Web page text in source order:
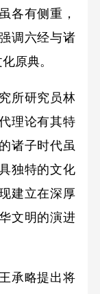
各有侧重，
调六经与诸
原典。
所研究员林
理论有其特
诸子时代虽
独特的文化
建立在深厚
文明的演进
承略提出将